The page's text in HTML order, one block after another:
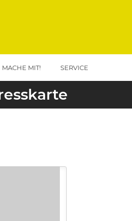
MACHE MIT! SERVICE